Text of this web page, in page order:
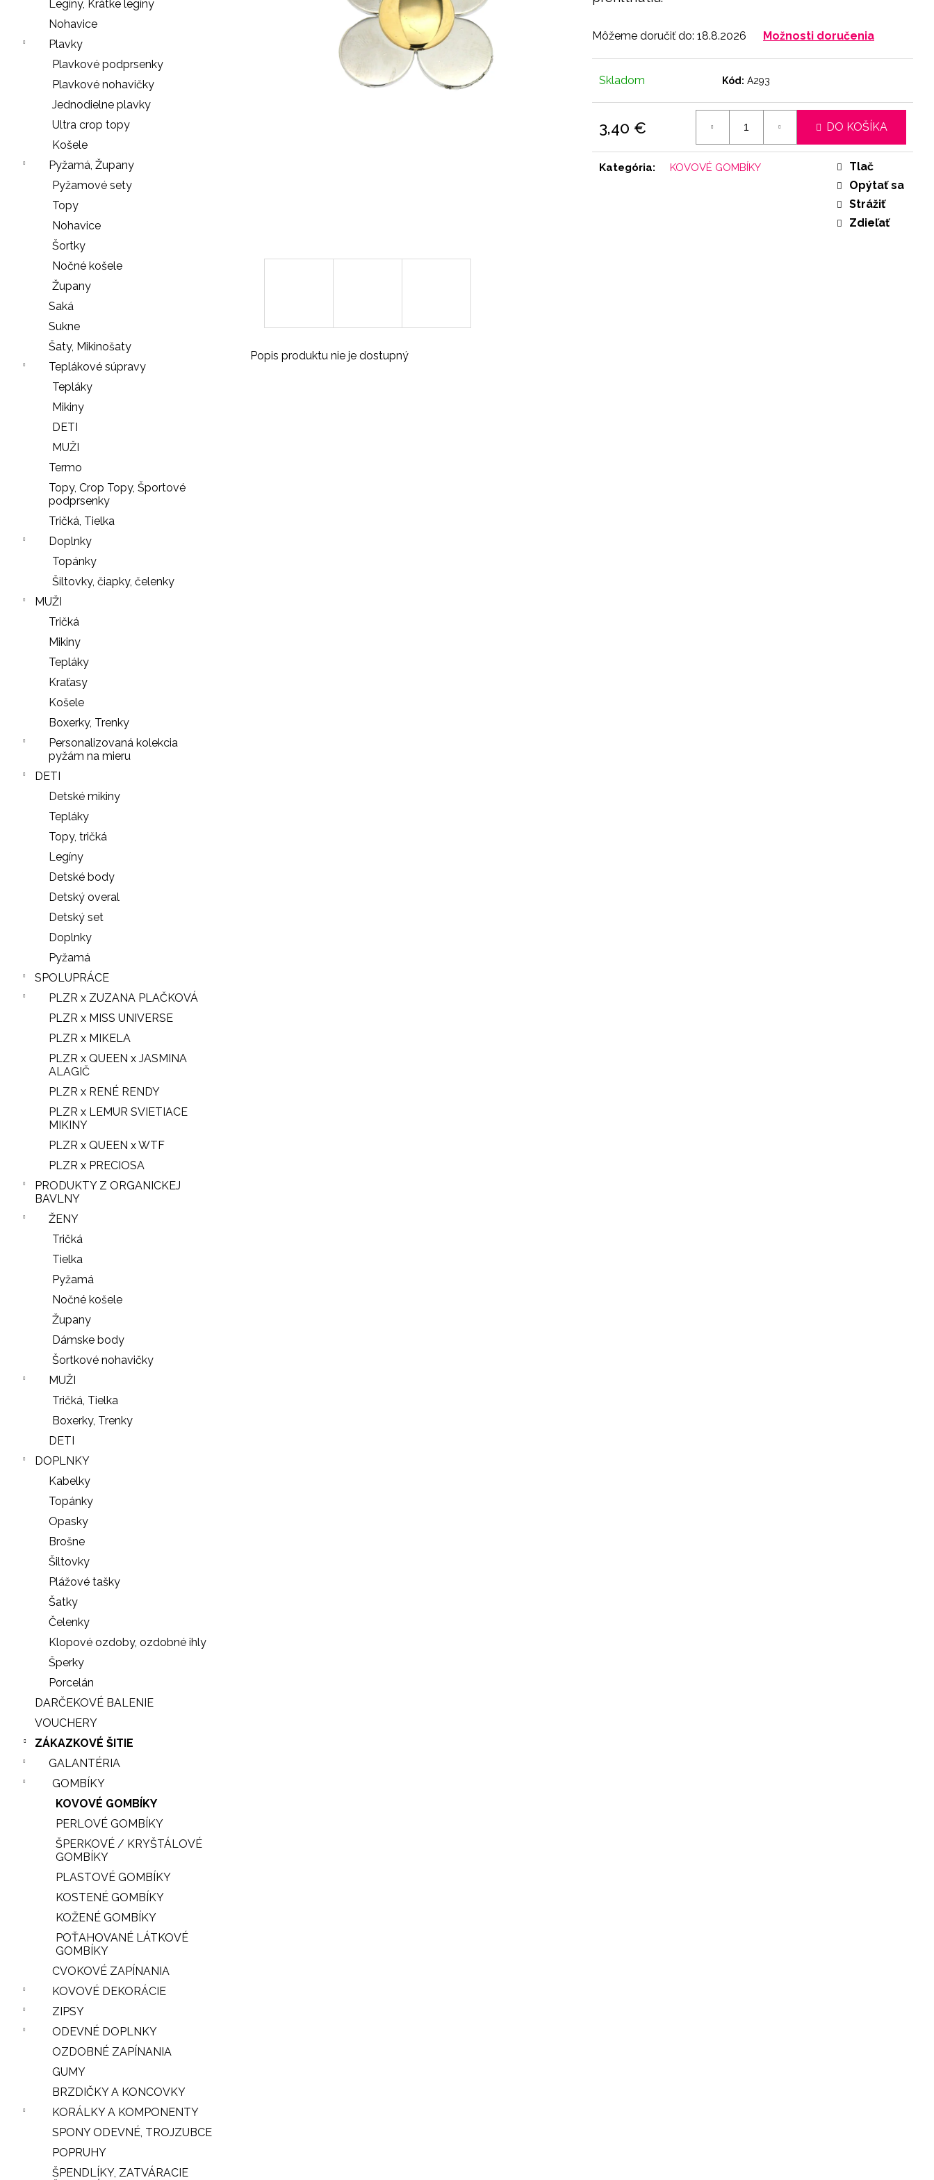
Legíny, Krátke legíny
Nohavice
Plavky
Plavkové podprsenky
Plavkové nohavičky
Jednodielne plavky
Ultra crop topy
Košele
Pyžamá, Župany
Pyžamové sety
Topy
Nohavice
Šortky
Nočné košele
Župany
Saká
Sukne
Šaty, Mikinošaty
Teplákové súpravy
Tepláky
Mikiny
DETI
MUŽI
Termo
Topy, Crop Topy, Športové
podprsenky
Tričká, Tielka
Doplnky
Topánky
Šiltovky, čiapky, čelenky
MUŽI
Tričká
Mikiny
Tepláky
Kraťasy
Košele
Boxerky, Trenky
Personalizovaná kolekcia
pyžám na mieru
DETI
Detské mikiny
Tepláky
Topy, tričká
Legíny
Detské body
Detský overal
Detský set
Doplnky
Pyžamá
SPOLUPRÁCE
PLZR x ZUZANA PLAČKOVÁ
PLZR x MISS UNIVERSE
PLZR x MIKELA
PLZR x QUEEN x JASMINA
ALAGIČ
PLZR x RENÉ RENDY
PLZR x LEMUR SVIETIACE
MIKINY
PLZR x QUEEN x WTF
PLZR x PRECIOSA
PRODUKTY Z ORGANICKEJ
BAVLNY
ŽENY
Tričká
Tielka
Pyžamá
Nočné košele
Župany
Dámske body
Šortkové nohavičky
MUŽI
Tričká, Tielka
Boxerky, Trenky
DETI
DOPLNKY
Kabelky
Topánky
Opasky
Brošne
Šiltovky
Plážové tašky
Šatky
Čelenky
Klopové ozdoby, ozdobné ihly
Šperky
Porcelán
DARČEKOVÉ BALENIE
VOUCHERY
ZÁKAZKOVÉ ŠITIE
GALANTÉRIA
GOMBÍKY
KOVOVÉ GOMBÍKY
PERLOVÉ GOMBÍKY
ŠPERKOVÉ / KRYŠTÁLOVÉ
GOMBÍKY
PLASTOVÉ GOMBÍKY
KOSTENÉ GOMBÍKY
KOŽENÉ GOMBÍKY
POŤAHOVANÉ LÁTKOVÉ
GOMBÍKY
CVOKOVÉ ZAPÍNANIA
KOVOVÉ DEKORÁCIE
ZIPSY
ODEVNÉ DOPLNKY
OZDOBNÉ ZAPÍNANIA
GUMY
BRZDIČKY A KONCOVKY
KORÁLKY A KOMPONENTY
SPONY ODEVNÉ, TROJZUBCE
POPRUHY
ŠPENDLÍKY, ZATVÁRACIE
Môžeme doručiť do: 18.8.2026 Možnosti doručenia
Skladom Kód: A293
3,40 € DO KOŠÍKA
Kategória: KOVOVÉ GOMBÍKY
Tlač
Opýtať sa
Strážiť
Zdieľať
Popis produktu nie je dostupný
á
HĽADAŤ
SŤAHOVACIE
BLACK
€
LEGÍNY
PUSH-
UP
NOHAVIČKY
BLACK
7
€